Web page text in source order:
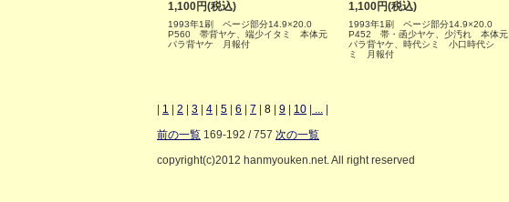
1,100円(税込)
1993年1刷 ページ部分14.9×20.0
P560 帯背ヤケ、端少イタミ 本体元
パラ背ヤケ 月報付
1,100円(税込)
1993年1刷 ページ部分14.9×20.0
P452 帯・函少ヤケ、少汚れ 本体元
パラ背ヤケ、時代シミ 小口時代シ
ミ 月報付
1 2 3 4 5 6 7 8 9 10 ...
前の一覧 169-192 / 757 次の一覧
copyright(c)2012 hanmyouken.net. All right reserved